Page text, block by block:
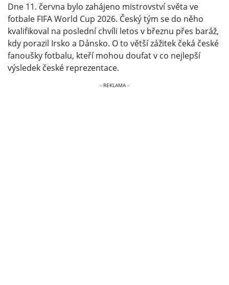
Dne 11. června bylo zahájeno mistrovství světa ve
fotbale FIFA World Cup 2026. Český tým se do něho
kvalifikoval na poslední chvíli letos v březnu přes baráž,
kdy porazil Irsko a Dánsko. O to větší zážitek čeká české
fanoušky fotbalu, kteří mohou doufat v co nejlepší
výsledek české reprezentace.